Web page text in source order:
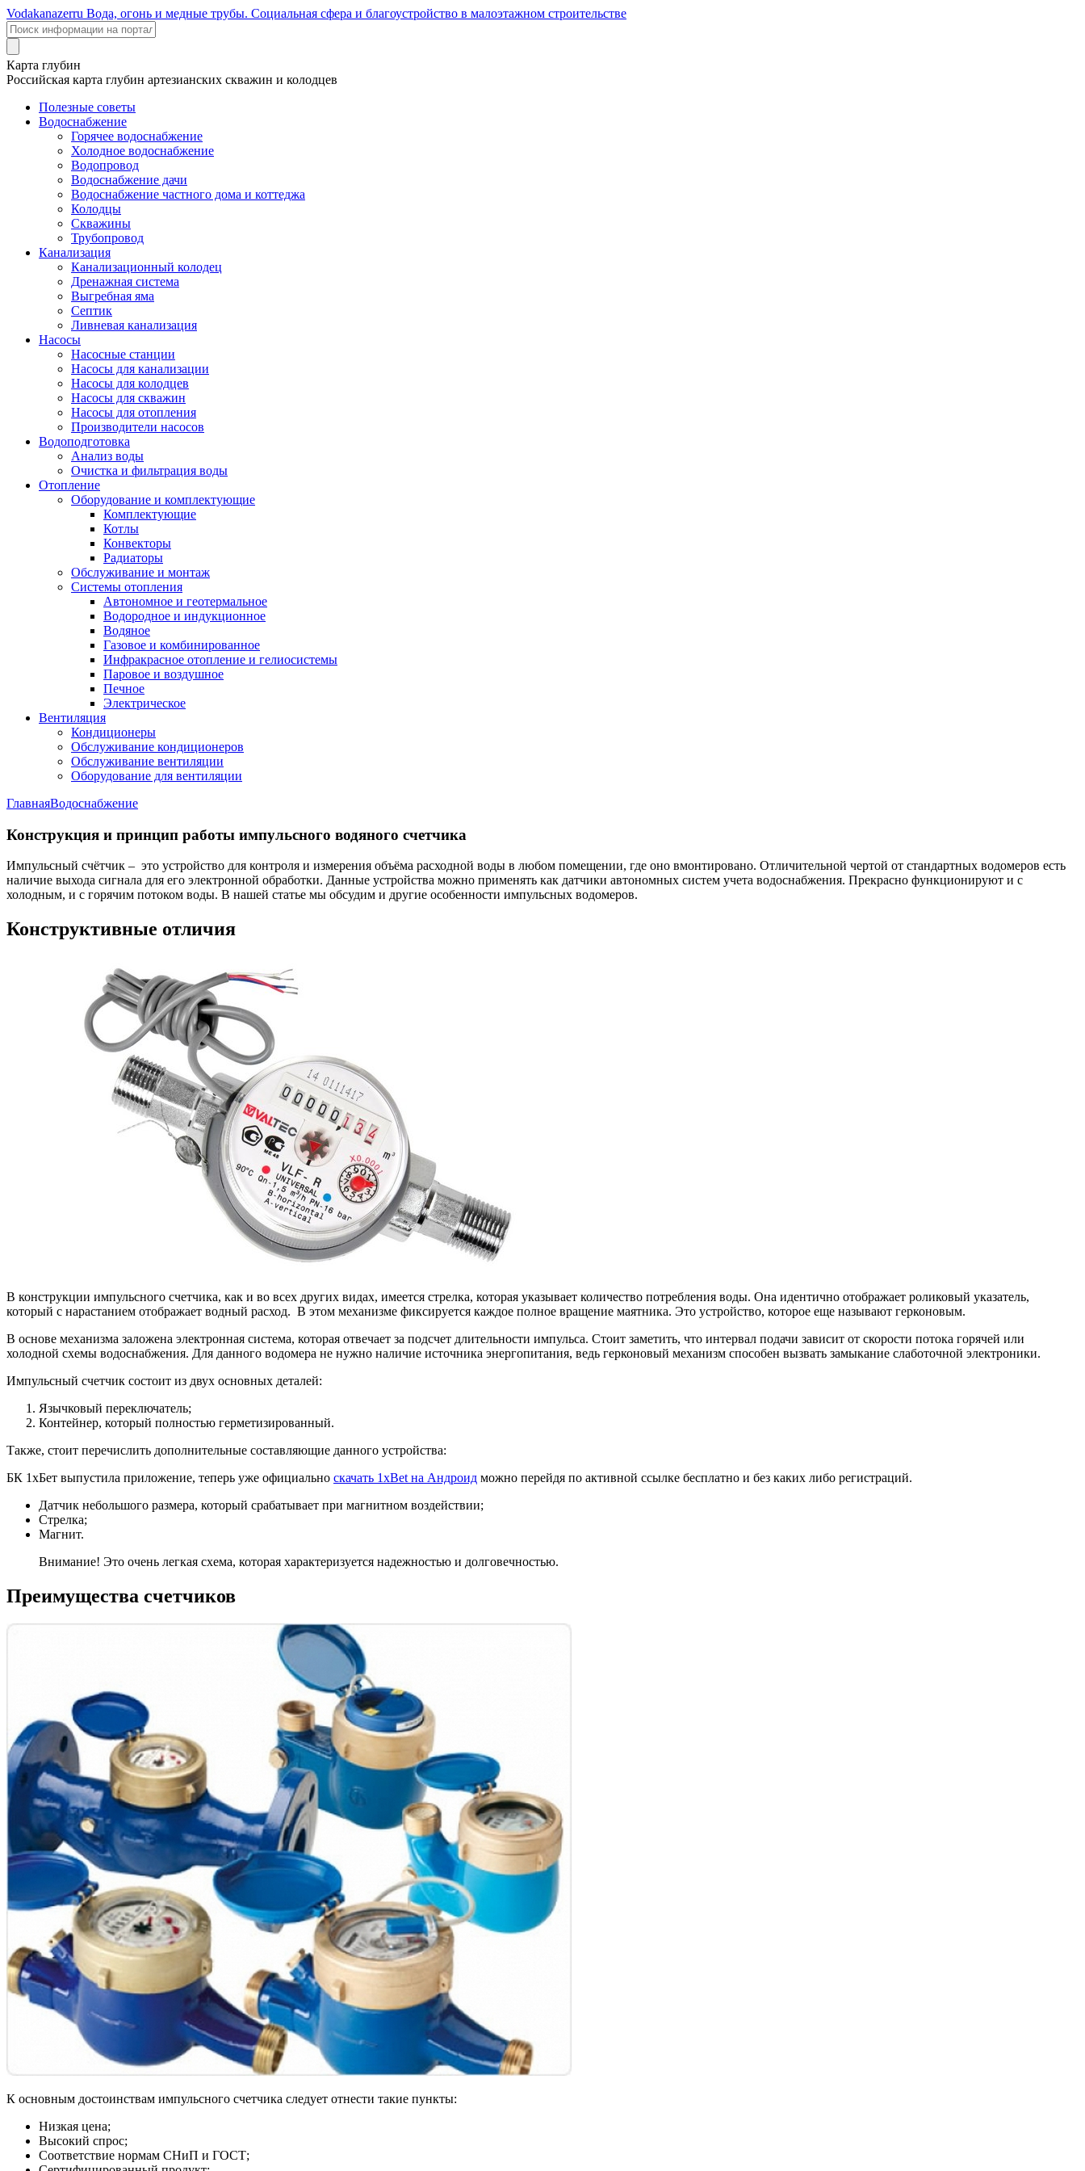
Vodakanazerru Вода, огонь и медные трубы. Социальная сфера и благоустройство в малоэтажном строительстве
Карта глубин
Российская карта глубин артезианских скважин и колодцев
Полезные советы
Водоснабжение
Горячее водоснабжение
Холодное водоснабжение
Водопровод
Водоснабжение дачи
Водоснабжение частного дома и коттеджа
Колодцы
Скважины
Трубопровод
Канализация
Канализационный колодец
Дренажная система
Выгребная яма
Септик
Ливневая канализация
Насосы
Насосные станции
Насосы для канализации
Насосы для колодцев
Насосы для скважин
Насосы для отопления
Производители насосов
Водоподготовка
Анализ воды
Очистка и фильтрация воды
Отопление
Оборудование и комплектующие
Комплектующие
Котлы
Конвекторы
Радиаторы
Обслуживание и монтаж
Системы отопления
Автономное и геотермальное
Водородное и индукционное
Водяное
Газовое и комбинированное
Инфракрасное отопление и гелиосистемы
Паровое и воздушное
Печное
Электрическое
Вентиляция
Кондиционеры
Обслуживание кондиционеров
Обслуживание вентиляции
Оборудование для вентиляции
ГлавнаяВодоснабжение
Конструкция и принцип работы импульсного водяного счетчика
Импульсный счётчик – это устройство для контроля и измерения объёма расходной воды в любом помещении, где оно вмонтировано. Отличительной чертой от стандартных водомеров есть
наличие выхода сигнала для его электронной обработки. Данные устройства можно применять как датчики автономных систем учета водоснабжения. Прекрасно функционируют и с
холодным, и с горячим потоком воды. В нашей статье мы обсудим и другие особенности импульсных водомеров.
Конструктивные отличия
В конструкции импульсного счетчика, как и во всех других видах, имеется стрелка, которая указывает количество потребления воды. Она идентично отображает роликовый указатель,
который с нарастанием отображает водный расход. В этом механизме фиксируется каждое полное вращение маятника. Это устройство, которое еще называют герконовым.
В основе механизма заложена электронная система, которая отвечает за подсчет длительности импульса. Стоит заметить, что интервал подачи зависит от скорости потока горячей или
холодной схемы водоснабжения. Для данного водомера не нужно наличие источника энергопитания, ведь герконовый механизм способен вызвать замыкание слаботочной электроники.
Импульсный счетчик состоит из двух основных деталей:
Язычковый переключатель;
Контейнер, который полностью герметизированный.
Также, стоит перечислить дополнительные составляющие данного устройства:
БК 1хБет выпустила приложение, теперь уже официально скачать 1xBet на Андроид можно перейдя по активной ссылке бесплатно и без каких либо регистраций.
Датчик небольшого размера, который срабатывает при магнитном воздействии;
Стрелка;
Магнит.
Внимание! Это очень легкая схема, которая характеризуется надежностью и долговечностью.
Преимущества счетчиков
К основным достоинствам импульсного счетчика следует отнести такие пункты:
Низкая цена;
Высокий спрос;
Соответствие нормам СНиП и ГОСТ;